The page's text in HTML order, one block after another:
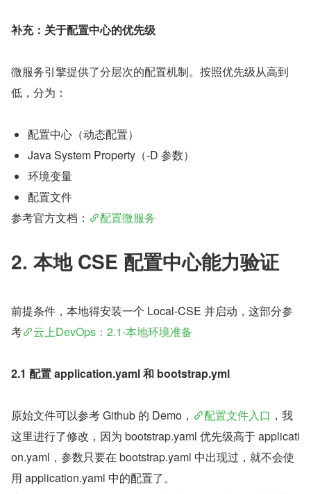
补充：关于配置中心的优先级
微服务引擎提供了分层次的配置机制。按照优先级从高到
低，分为：
配置中心（动态配置）
Java System Property（-D 参数）
环境变量
配置文件
参考官方文档：
配置微服务
2. 本地 CSE 配置中心能力验证
前提条件，本地得安装一个 Local-CSE 并启动，这部分参
考
云上DevOps：2.1-本地环境准备
2.1 配置 application.yaml 和 bootstrap.yml
原始文件可以参考 Github 的 Demo， 配置文件入口 ，我
这里进行了修改，因为 bootstrap.yaml 优先级高于 applicati
on.yaml，参数只要在 bootstrap.yaml 中出现过，就不会使
用 application.yaml 中的配置了。